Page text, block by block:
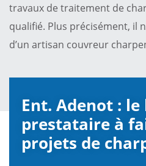
travaux de traitement de
qualifié. Plus précisément, il
d’un artisan couvreur
Ent. Adenot :
prestataire à
projets de